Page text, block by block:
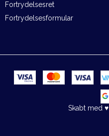
Fortrydelsesret
Fortrydelsesformular
Skabt med